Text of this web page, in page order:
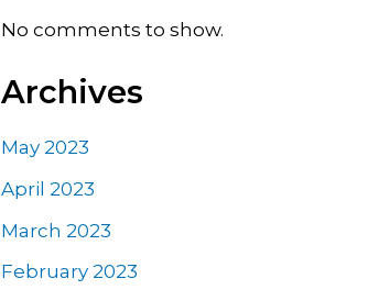
No comments to show.
Archives
May 2023
April 2023
March 2023
February 2023